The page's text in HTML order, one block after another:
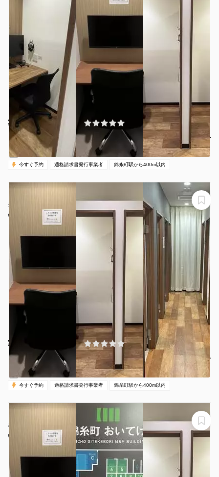
¥500 〜 ¥500 /時間
錦糸町駅 徒歩3分
東京都墨田区江東橋3-8-11 1名
30分〜
営業時間： 00:00-24:00（全日）
今すぐ予約 適格請求書発行事業者 錦糸町駅から400m以内
【錦糸町駅から徒歩1分】モニター・フリードリンク付き
半個室（ブース20）※予約時間前は入室不可
いいオフィス錦糸町
¥500 〜 ¥500 /時間
(0件)
錦糸町駅 徒歩3分
東京都墨田区江東橋3-8-11
30分〜
営業時間：
00:00-24:00（全日）
今すぐ予約 適格請求書発行事業者 錦糸町駅から400m以内
半個室（ブース21）※予約時間前は入室不可
いいオフィス錦糸町